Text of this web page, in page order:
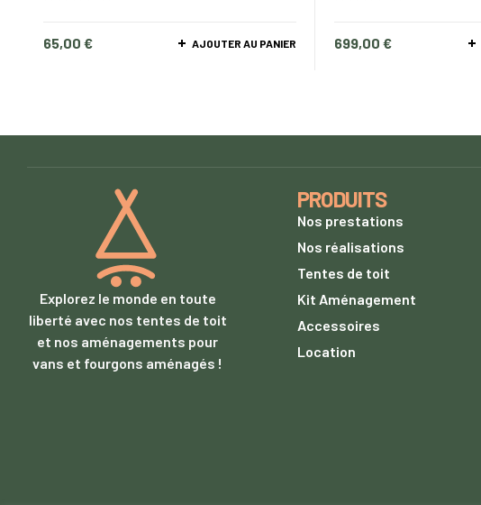
65,00 € AJOUTER AU PANIER 699,00 €
Explorez le monde en toute
liberté avec nos tentes de toit
et nos aménagements pour
vans et fourgons aménagés !
PRODUITS
Nos prestations
Nos réalisations
Tentes de toit
Kit Aménagement
Accessoires
Location